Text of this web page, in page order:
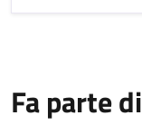
Fa parte di